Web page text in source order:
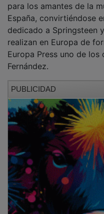
para los amantes de la
España, convirtiéndose
dedicado a Springsteen
realizan en Europa de
Europa Press uno de los
Fernández.
PUBLICIDAD